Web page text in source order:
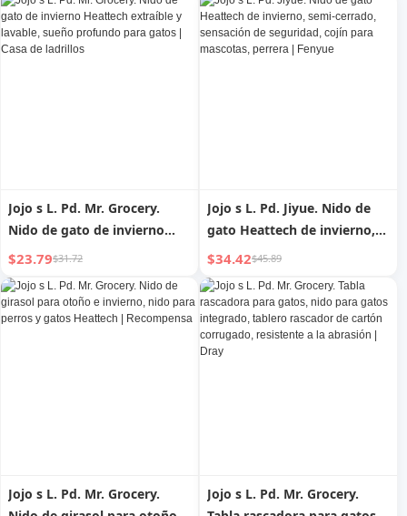
Qiao Jia
Jojo s L. Pd. Mr. Grocery.
Nido de gato de invierno
Heattech extraíble y lavable,
sueño profundo para gatos |
Casa de ladrillos
$23.79$31.72
Jojo s L. Pd. Jiyue. Nido de
gato Heattech de invierno,
semi-cerrado, sensación de
seguridad, cojín para
mascotas, perrera | Fenyue
$34.42$45.89
Jojo s L. Pd. Mr. Grocery.
Jojo s L. Pd. Mr. Grocery.